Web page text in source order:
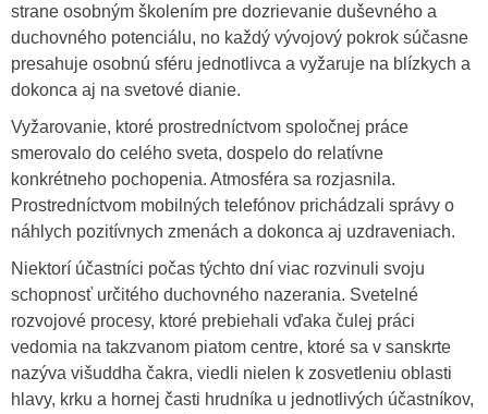
strane osobným školením pre dozrievanie duševného a
duchovného potenciálu, no každý vývojový pokrok súčasne
presahuje osobnú sféru jednotlivca a vyžaruje na blízkych a
dokonca aj na svetové dianie.
Vyžarovanie, ktoré prostredníctvom spoločnej práce
smerovalo do celého sveta, dospelo do relatívne
konkrétneho pochopenia. Atmosféra sa rozjasnila.
Prostredníctvom mobilných telefónov prichádzali správy o
náhlych pozitívnych zmenách a dokonca aj uzdraveniach.
Niektorí účastníci počas týchto dní viac rozvinuli svoju
schopnosť určitého duchovného nazerania. Svetelné
rozvojové procesy, ktoré prebiehali vďaka čulej práci
vedomia na takzvanom piatom centre, ktoré sa v sanskrte
nazýva višuddha čakra, viedli nielen k zosvetleniu oblasti
hlavy, krku a hornej časti hrudníka u jednotlivých účastníkov,